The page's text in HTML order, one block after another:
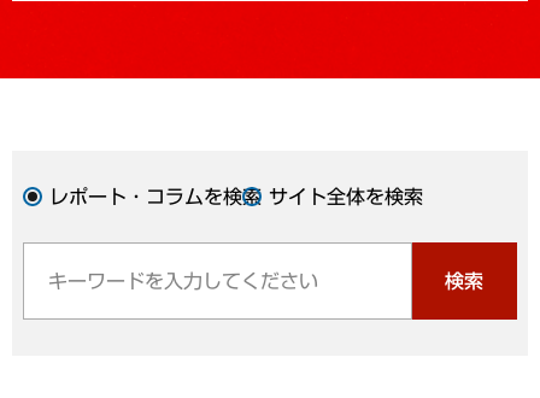
レポート・コラムを検索 サイト全体を検索
検索